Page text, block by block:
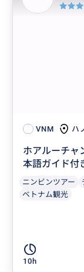
VNM ハ
ホアルーチャ
本語ガイド付
ニンビンツアー
ベトナム観光
10h